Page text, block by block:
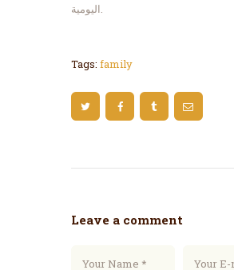
اليومية.
Tags: family
Leave a comment